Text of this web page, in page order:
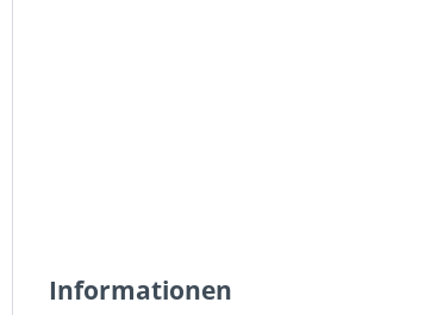
Informationen